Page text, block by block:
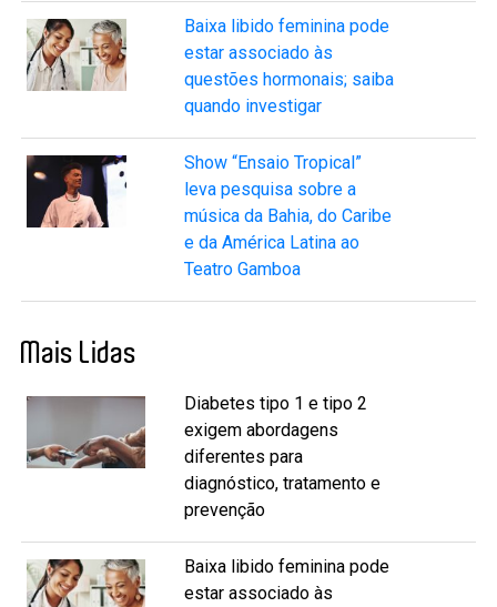
Baixa libido feminina pode
estar associado às
questões hormonais; saiba
quando investigar
Show “Ensaio Tropical”
leva pesquisa sobre a
música da Bahia, do Caribe
e da América Latina ao
Teatro Gamboa
Mais Lidas
Diabetes tipo 1 e tipo 2
exigem abordagens
diferentes para
diagnóstico, tratamento e
prevenção
Baixa libido feminina pode
estar associado às